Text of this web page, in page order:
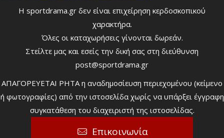
Η sportdrama.gr δεν είναι επιχείρηση κερδοσκοπικού
χαρακτήρα.
Όλες οι καταχωρήσεις γίνονται δωρεάν.
Στείλτε μας και εσείς την δική σας στη διεύθυνση
post@sportdrama.gr
ΑΠΑΓΟΡΕΥΕΤΑΙ ΡΗΤΑ η αναδημοσίευση περιεχομένου (κείμενο
ή φωτογραφίες) από την ιστοσελίδα χωρίς να υπάρξει έγγραφη
συγκατάθεση του διαχειριστή της ιστοσελίδας.
Επικοινωνία